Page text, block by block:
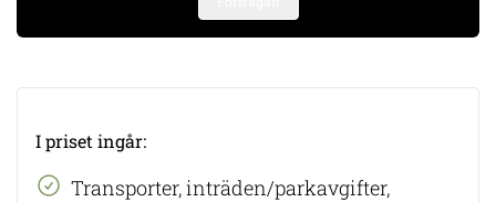
I priset ingår:
Transporter, inträden/parkavgifter,